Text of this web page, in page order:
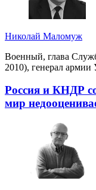
Николай Маломуж
Военный, глава
2010), генерал армии
Россия и КНДР
мир